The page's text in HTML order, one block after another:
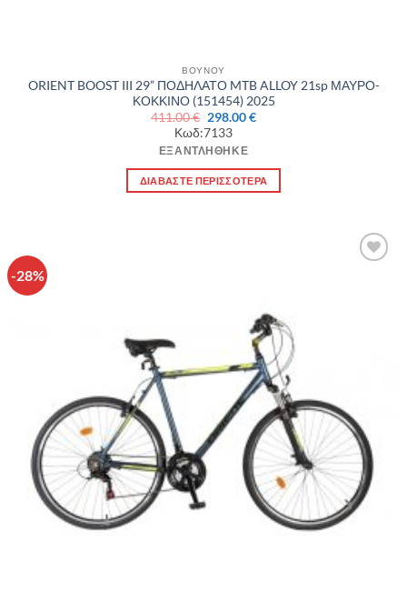
ΒΟΥΝΟΥ
ORIENT BOOST III 29” ΠΟΔΗΛΑΤΟ MTB ALLOY 21sp ΜΑΥΡΟ-
ΚΟΚΚΙΝΟ (151454) 2025
411.00€ Original
price
was:
411.00 €.
298.00€Η
Κωδ:7133
ΕΞΑΝΤΛΉΘΗΚΕ
ΔΙΑΒΆΣΤΕ ΠΕΡΙΣΣΌΤΕΡΑ
-28%